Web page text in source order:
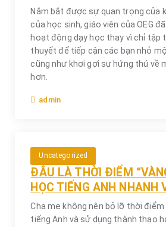
Nắm bắt được sự quan trọng của
của học sinh, giáo viên của OEG
hoạt động dạy học thay vì chỉ tập
thuyết để tiếp cận các bạn nhỏ
cũng như khơi gợi sự hứng thú về
hơn.
admin
Uncategorized
ĐÂU LÀ THỜI ĐIỂM
HỌC TIẾNG ANH NHANH
Cha mẹ không nên bỏ lỡ thời điểm
tiếng Anh và sử dụng thành thạo